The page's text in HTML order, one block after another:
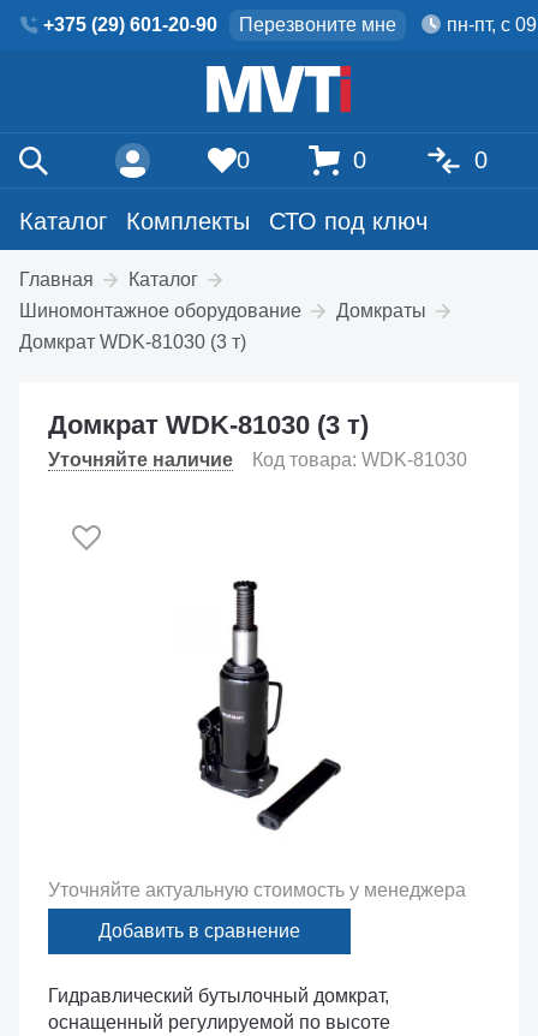
+375 (29) 601-20-90 Перезвоните мне пн-пт, с
Каталог Комплекты СТО под ключ
0 0 0
Главная
Каталог
Шиномонтажное оборудование
Домкраты
Домкрат WDK-81030 (3 т)
Домкрат WDK-81030 (3 т)
Уточняйте наличие Код товара: WDK-81030
Гидравлический бутылочный домкрат,
оснащенный регулируемой по высоте
Уточняйте актуальную стоимость у менеджера
Добавить в сравнение